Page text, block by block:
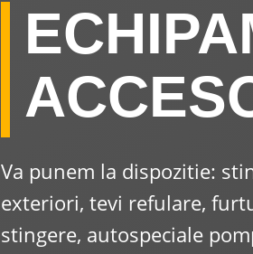
Va punem la dispozitie:
exteriori, tevi refulare,
stingere, autospeciale